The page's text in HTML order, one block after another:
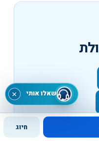
חיוג
שאלו אותי ×